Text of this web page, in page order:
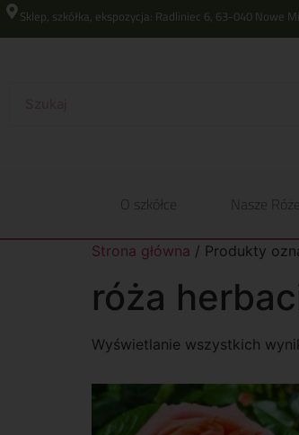
Sklep, szkółka, ekspozycja: Radliniec 6, 63-040 Nowe
O szkółce Nasze Róże
Strona główna / Produkty
róża
Wyświetlanie wszystkich